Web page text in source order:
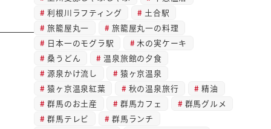
利根川ラフティング
土合駅
旅籠屋丸一
旅籠屋丸一の料理
日本一のモグラ駅
木の実ケーキ
桑うどん
温泉旅館の夕食
源泉かけ流し
猿ヶ京温泉
猿ヶ京温泉紅葉
秋の温泉旅行
精油
群馬のお土産
群馬カフェ
群馬グルメ
群馬テレビ
群馬ランチ